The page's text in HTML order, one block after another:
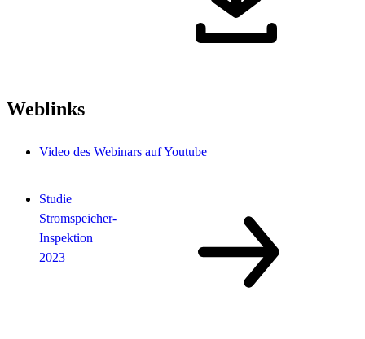
Weblinks
Video des Webinars auf Youtube
Studie
Stromspeicher-
Inspektion
2023